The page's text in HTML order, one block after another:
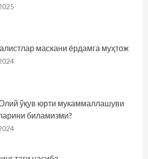
маскани ёрдамга муҳтож
ўқув юрти мукаммаллашуви
биламизми?